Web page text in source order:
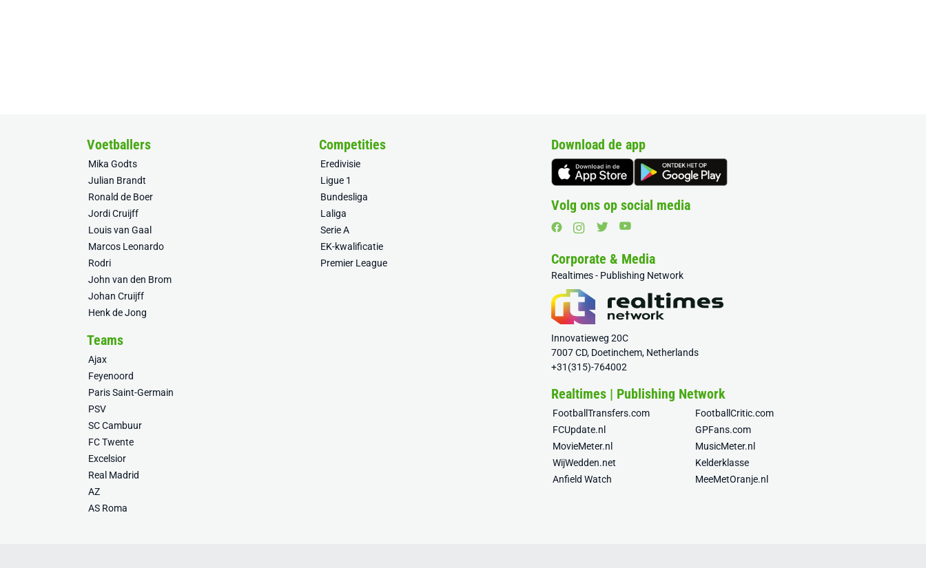
Voetballers
Mika Godts
Julian Brandt
Ronald de Boer
Jordi Cruijff
Louis van Gaal
Marcos Leonardo
Rodri
John van den Brom
Johan Cruijff
Henk de Jong
Competities
Eredivisie
Ligue 1
Bundesliga
Laliga
Serie A
EK-kwalificatie
Premier League
Teams
Ajax
Feyenoord
Paris Saint-Germain
PSV
SC Cambuur
FC Twente
Excelsior
Real Madrid
AZ
AS Roma
Download de app
Volg ons op social media
Corporate & Media
Realtimes - Publishing Network
Innovatieweg 20C
7007 CD, Doetinchem, Netherlands
+31(315)-764002
Realtimes | Publishing Network
FootballTransfers.com
FootballCritic.com
FCUpdate.nl
GPFans.com
MovieMeter.nl
MusicMeter.nl
WijWedden.net
Kelderklasse
Anfield Watch
MeeMetOranje.nl